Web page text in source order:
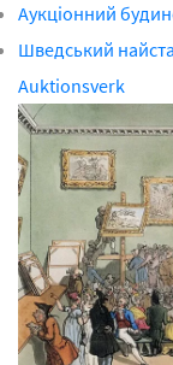
Аукціонний
Шведський
Auktionsverk